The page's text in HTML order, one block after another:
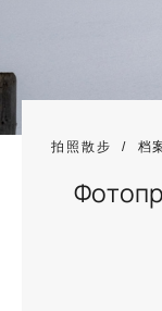
拍照散步 档